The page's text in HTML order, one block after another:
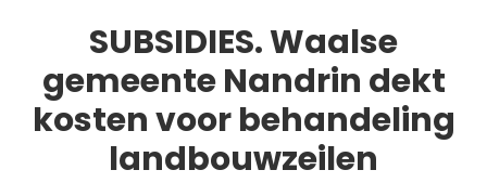
SUBSIDIES. Waalse
gemeente Nandrin dekt
kosten voor behandeling
landbouwzeilen